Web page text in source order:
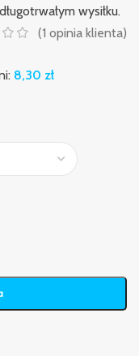
wysiłku.
(1 opinia klienta)
8,30 zł